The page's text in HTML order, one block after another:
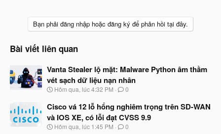
Bạn phải đăng nhập hoặc đăng ký để phản hồi tại đây.
Bài viết liên quan
Vanta Stealer lộ mặt: Malware Python âm thầm
vét sạch dữ liệu nạn nhân
N
à
y
b
ắ
Hôm qua, lúc 4:32 PM 0
Cisco vá 12 lỗ hổng nghiêm trọng trên SD-WAN
và IOS XE, có lỗi đạt CVSS 9.9
N
Hôm qua, lúc 1:45 PM 0